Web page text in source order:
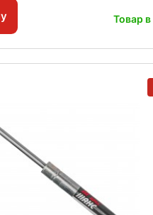
Товар в